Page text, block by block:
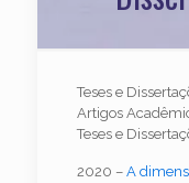
Teses e
Artigos
Teses e
2020 – A